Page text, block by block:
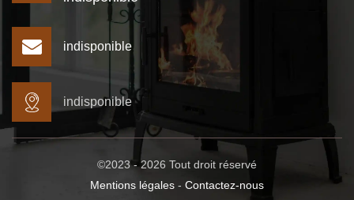
indisponible
indisponible
©2023 - 2026 Tout droit réservé
Mentions légales - Contactez-nous